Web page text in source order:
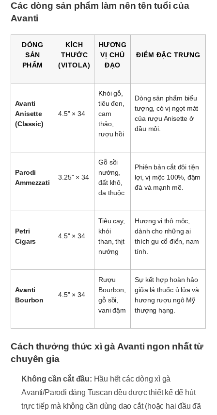
Các dòng sản phẩm làm nên tên tuổi của
Avanti
DÒNG
SẢN
PHẨM
KÍCH
THƯỚC
(VITOLA)
HƯƠNG
VỊ CHỦ
ĐẠO
ĐIỂM ĐẶC TRƯNG
Avanti
Anisette
(Classic)
4.5" × 34
Khói gỗ,
tiêu đen,
cam
thảo,
rượu hồi
Dòng sản phẩm biểu
tượng, có vị ngọt mát
của rượu Anisette ở
đầu môi.
Parodi
Ammezzati
3.25" × 34
Gỗ sồi
nướng,
đất khô,
da thuộc
Phiên bản cắt đôi tiện
lợi, vị mộc 100%, đậm
đà và mạnh mẽ.
Petri
Cigars
4.5" × 34
Tiêu cay,
khói
than, thịt
nướng
Hương vị thô mộc,
dành cho những ai
thích gu cổ điển, nam
tính.
Avanti
Bourbon
4.5" × 34
Rượu
Bourbon,
gỗ sồi,
vani đậm
Sự kết hợp hoàn hảo
giữa lá thuốc ủ lửa và
hương rượu ngô Mỹ
thượng hạng.
Cách thưởng thức xì gà Avanti ngon nhất từ
chuyên gia
Không cần cắt đầu: Hầu hết các dòng xì gà
Avanti/Parodi dáng Tuscan đều được thiết kế để hút
trực tiếp mà không cần dùng dao cắt (hoặc hai đầu đã